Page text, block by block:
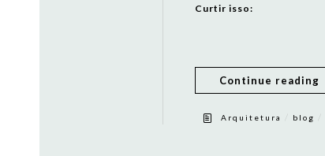
Curtir isso:
Continue reading
Arquitetura blog